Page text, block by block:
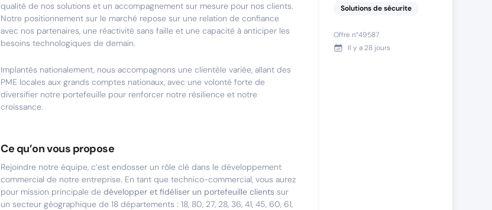
qualité de nos solutions et un accompagnement sur mesure pour nos clients.
Notre positionnement sur le marché repose sur une relation de confiance
avec nos partenaires, une réactivité sans faille et une capacité à anticiper les
besoins technologiques de demain.
Implantés nationalement, nous accompagnons une clientèle variée, allant des
PME locales aux grands comptes nationaux, avec une volonté forte de
diversifier notre portefeuille pour renforcer notre résilience et notre
croissance.
Ce qu’on vous propose
Rejoindre notre équipe, c’est endosser un rôle clé dans le développement
commercial de notre entreprise. En tant que technico-commercial, vous aurez
pour mission principale de développer et fidéliser un portefeuille clients sur
un secteur géographique de 18 départements : 18, 80, 27, 28, 36, 41, 45, 60, 61,
Solutions de sécurite
Offre n°49587
Il y a 28 jours